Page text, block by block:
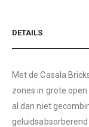
DETAILS
Met de Casala
zones in grote
al dan niet